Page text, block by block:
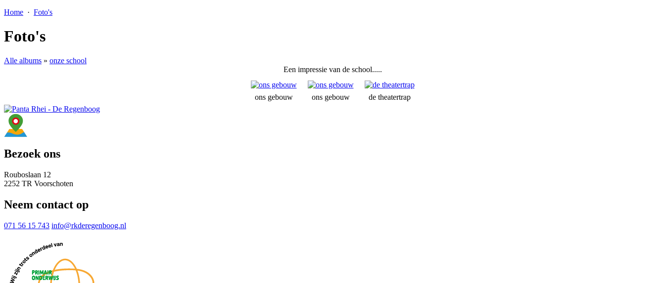
Home · Foto's
Foto's
Alle albums » onze school
Een impressie van de school.....
ons gebouw ons gebouw de theatertrap
Bezoek ons
Rouboslaan 12
2252 TR Voorschoten
Neem contact op
071 56 15 743 info@rkderegenboog.nl